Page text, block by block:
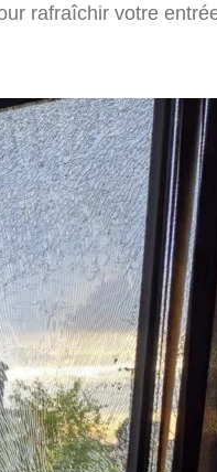
rafraîchir votre